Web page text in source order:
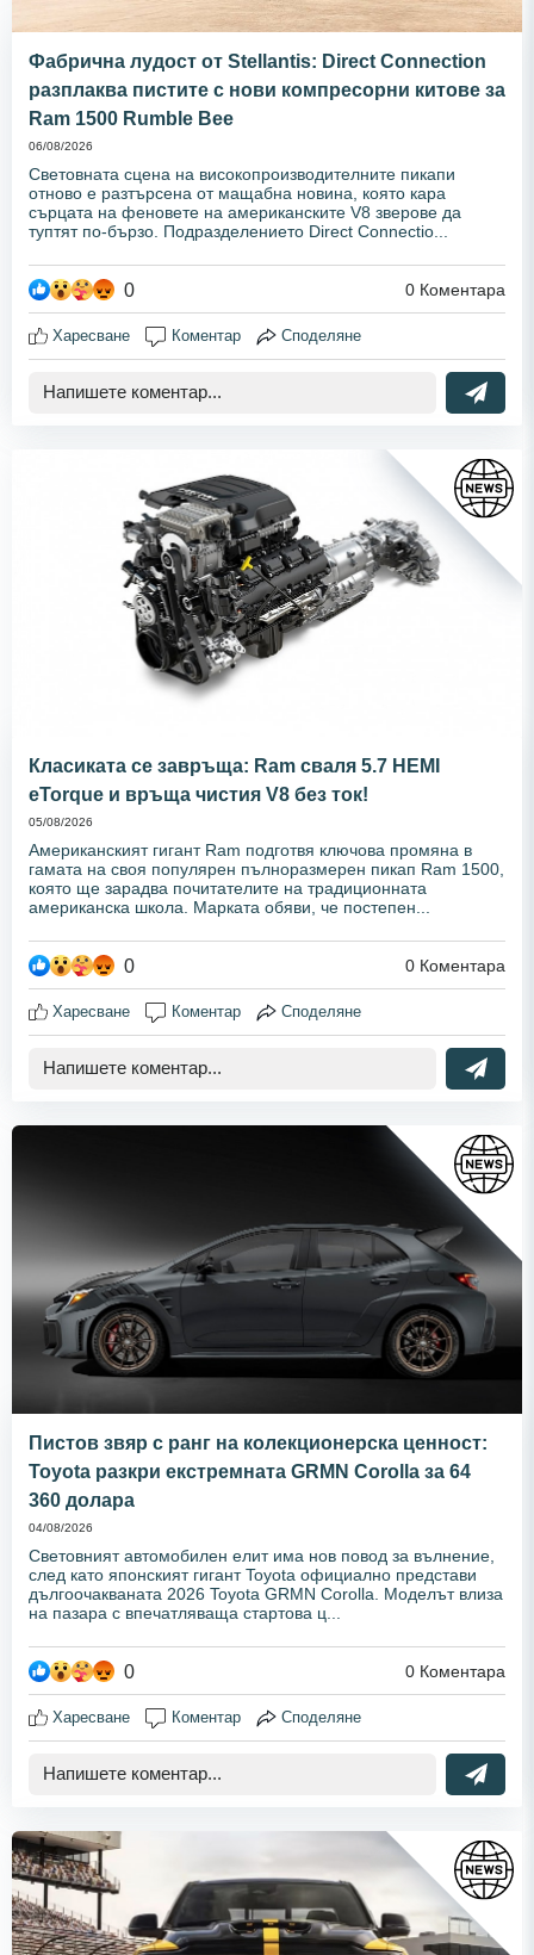
Фабрична лудост от Stellantis: Direct Connection
разплаква пистите с нови компресорни китове за
Ram 1500 Rumble Bee
06/08/2026
Световната сцена на високопроизводителните пикапи
отново е разтърсена от мащабна новина, която кара
сърцата на феновете на американските V8 зверове да
туптят по-бързо. Подразделението Direct Connectio...
0 0 Коментара
Харесване Коментар Споделяне
Класиката се завръща: Ram сваля 5.7 HEMI
eTorque и връща чистия V8 без ток!
05/08/2026
Американският гигант Ram подготвя ключова промяна в
гамата на своя популярен пълноразмерен пикап Ram 1500,
която ще зарадва почитателите на традиционната
американска школа. Марката обяви, че постепен...
0 0 Коментара
Харесване Коментар Споделяне
Пистов звяр с ранг на колекционерска ценност:
Toyota разкри екстремната GRMN Corolla за 64
360 долара
04/08/2026
Световният автомобилен елит има нов повод за вълнение,
след като японският гигант Toyota официално представи
дългоочакваната 2026 Toyota GRMN Corolla. Моделът влиза
на пазара с впечатляваща стартова ц...
0 0 Коментара
Харесване Коментар Споделяне